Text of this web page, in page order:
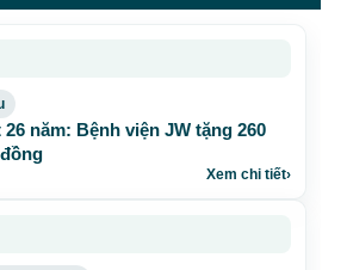
năm: Bệnh viện JW tặng 260
Xem chi tiết›